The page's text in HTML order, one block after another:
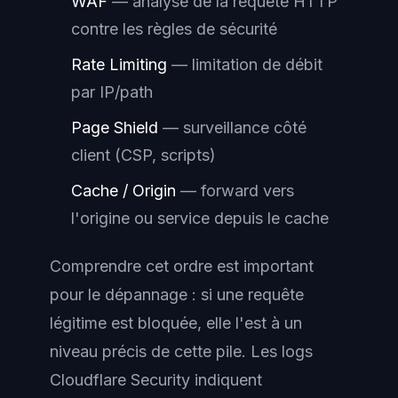
contre les règles de sécurité
Rate Limiting — limitation de débit
par IP/path
Page Shield — surveillance côté
client (CSP, scripts)
Cache / Origin — forward vers
l'origine ou service depuis le cache
Comprendre cet ordre est important
pour le dépannage : si une requête
légitime est bloquée, elle l'est à un
niveau précis de cette pile. Les logs
Cloudflare Security indiquent